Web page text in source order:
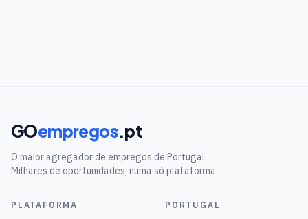
GOempregos.pt
O maior agregador de empregos de Portugal.
Milhares de oportunidades, numa só plataforma.
PLATAFORMA PORTUGAL